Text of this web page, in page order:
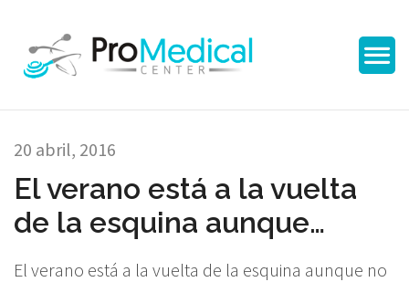
20 abril, 2016
El verano está a la vuelta
de la esquina aunque…
El verano está a la vuelta de la esquina aunque no